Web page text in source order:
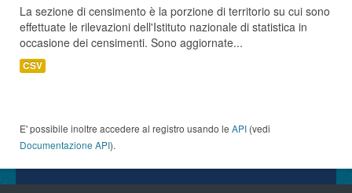
La sezione di censimento è la porzione di territorio su cui sono
effettuate le rilevazioni dell'Istituto nazionale di statistica in
occasione dei censimenti. Sono aggiornate...
CSV
E' possibile inoltre accedere al registro usando le API (vedi
Documentazione API).